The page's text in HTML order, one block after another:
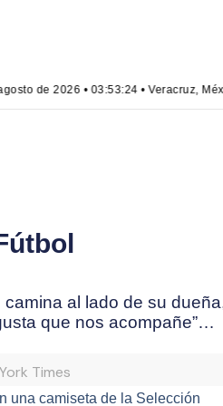
de 2026 • 03:53:24 • Veracruz,
al lado de su
que nos acompañe”…
Times
una camiseta de la Selección